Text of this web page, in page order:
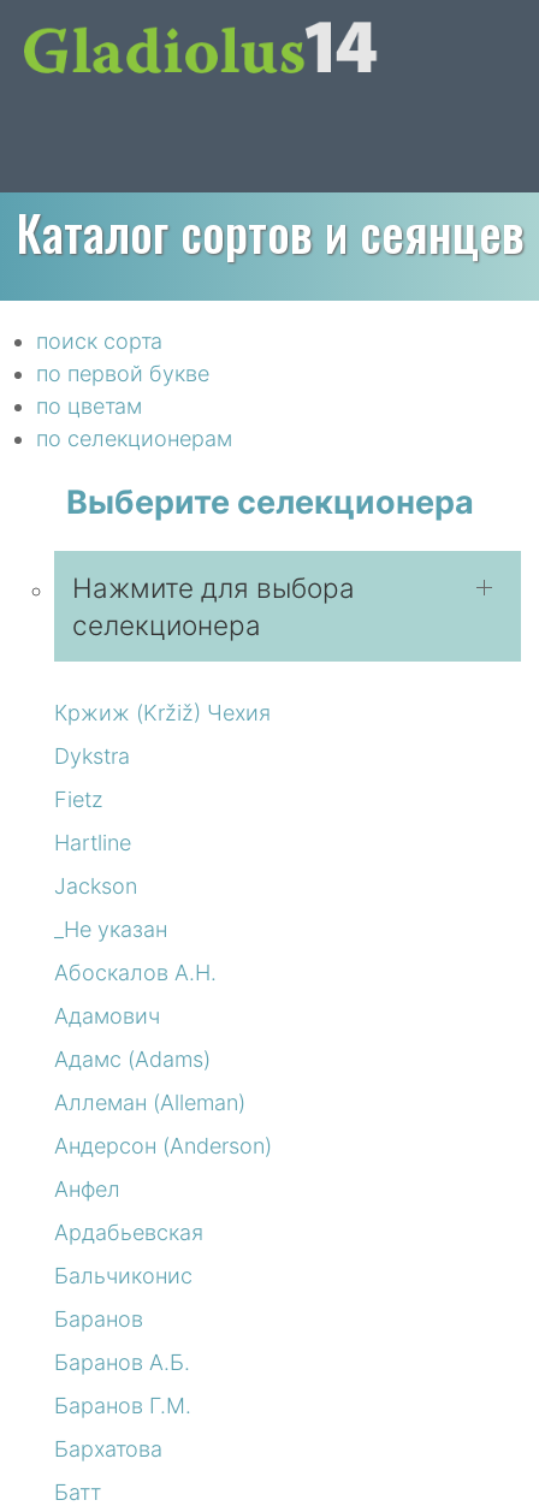
Каталог сортов и сеянцев
поиск сорта
по первой букве
по цветам
по селекционерам
Выберите селекционера
Нажмите для выбора
селекционера
Кржиж (Kržiž) Чехия
Dykstra
Fietz
Hartline
Jackson
_Не указан
Абоскалов А.Н.
Адамович
Адамс (Adams)
Аллеман (Alleman)
Андерсон (Anderson)
Анфел
Ардабьевская
Бальчиконис
Баранов
Баранов А.Б.
Баранов Г.М.
Бархатова
Батт